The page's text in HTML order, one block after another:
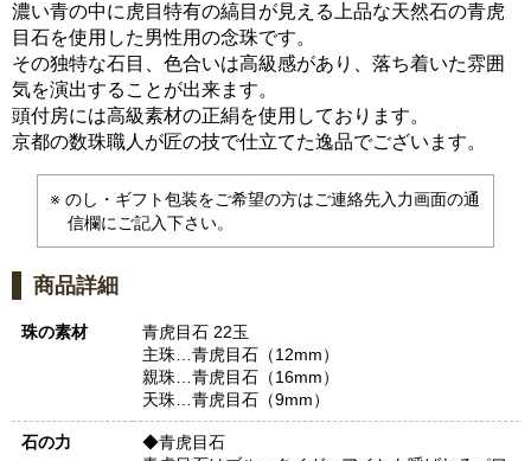
濃い青の中に虎目特有の縞目が見える上品な天然石の青虎
目石を使用した男性用の念珠です。
その独特な石目、色合いは高級感があり、落ち着いた雰囲
気を演出することが出来ます。
頭付房には高級素材の正絹を使用しております。
京都の数珠職人が匠の技で仕立てた逸品でございます。
のし・ギフト包装をご希望の方はご連絡先入力画面の通
信欄にご記入下さい。
商品詳細
珠の素材
青虎目石 22玉
主珠…青虎目石（12mm）
親珠…青虎目石（16mm）
天珠…青虎目石（9mm）
石の力
◆青虎目石